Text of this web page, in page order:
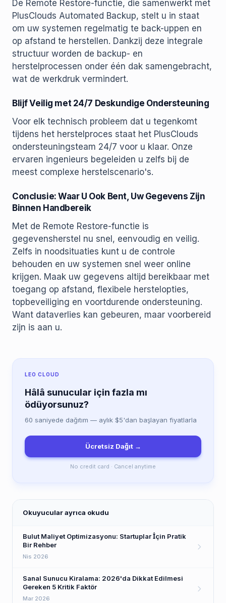
De Remote Restore-functie, die samenwerkt met
PlusClouds Automated Backup, stelt u in staat
om uw systemen regelmatig te back-uppen en
op afstand te herstellen. Dankzij deze integrale
structuur worden de backup- en
herstelprocessen onder één dak samengebracht,
wat de werkdruk vermindert.
Blijf Veilig met 24/7 Deskundige Ondersteuning
Voor elk technisch probleem dat u tegenkomt
tijdens het herstelproces staat het PlusClouds
ondersteuningsteam 24/7 voor u klaar. Onze
ervaren ingenieurs begeleiden u zelfs bij de
meest complexe herstelscenario's.
Conclusie: Waar U Ook Bent, Uw Gegevens Zijn
Binnen Handbereik
Met de Remote Restore-functie is
gegevensherstel nu snel, eenvoudig en veilig.
Zelfs in noodsituaties kunt u de controle
behouden en uw systemen snel weer online
krijgen. Maak uw gegevens altijd bereikbaar met
toegang op afstand, flexibele herstelopties,
topbeveiliging en voortdurende ondersteuning.
Want dataverlies kan gebeuren, maar voorbereid
zijn is aan u.
LEO CLOUD
Hâlâ sunucular için fazla mı
ödüyorsunuz?
60 saniyede dağıtım — aylık $5'dan başlayan fiyatlarla
Ücretsiz Dağıt →
No credit card · Cancel anytime
Okuyucular ayrıca okudu
Bulut Maliyet Optimizasyonu: Startuplar İçin Pratik
Bir Rehber
Nis 2026
Sanal Sunucu Kiralama: 2026'da Dikkat Edilmesi
Gereken 5 Kritik Faktör
Mar 2026